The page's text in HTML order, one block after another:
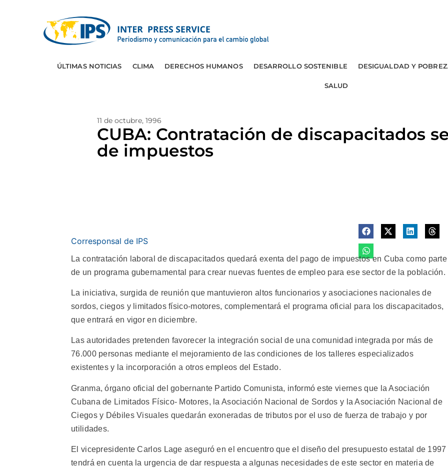
ÚLTIMAS NOTICIAS CLIMA DERECHOS HUMANOS DESARROLLO SOSTENIBLE DESIGUALDAD Y
SALUD
11 de octubre, 1996
CUBA: Contratación de discapacitados
de impuestos
Corresponsal de IPS
La contratación laboral de discapacitados quedará exenta del pago de impuestos en Cuba como parte
de un programa gubernamental para crear nuevas fuentes de empleo para ese sector de la población.
La iniciativa, surgida de reunión que mantuvieron altos funcionarios y asociaciones nacionales de
sordos, ciegos y limitados físico-motores, complementará el programa oficial para los discapacitados,
que entrará en vigor en diciembre.
Las autoridades pretenden favorecer la integración social de una comunidad integrada por más de
76.000 personas mediante el mejoramiento de las condiciones de los talleres especializados
existentes y la incorporación a otros empleos del Estado.
Granma, órgano oficial del gobernante Partido Comunista, informó este viernes que la Asociación
Cubana de Limitados Físico- Motores, la Asociación Nacional de Sordos y la Asociación Nacional de
Ciegos y Débiles Visuales quedarán exoneradas de tributos por el uso de fuerza de trabajo y por
utilidades.
El vicepresidente Carlos Lage aseguró en el encuentro que el diseño del presupuesto estatal de 1997
tendrá en cuenta la urgencia de dar respuesta a algunas necesidades de este sector en materia de